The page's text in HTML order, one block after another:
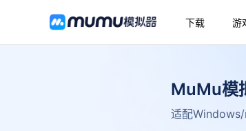
下载 游
MuMu模
适配Windows/